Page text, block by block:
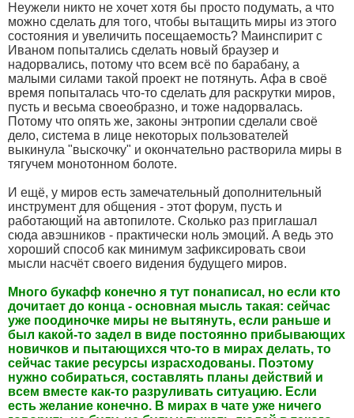
Неужели никто не хочет хотя бы просто подумать, а что
можно сделать для того, чтобы вытащить миры из этого
состояния и увеличить посещаемость? Маинспирит с
Иваном попытались сделать новый браузер и
надорвались, потому что всем всё по барабану, а
малыми силами такой проект не потянуть. Афа в своё
время попыталась что-то сделать для раскрутки миров,
пусть и весьма своеобразно, и тоже надорвалась.
Потому что опять же, законы энтропии сделали своё
дело, система в лице некоторых пользователей
выкинула "выскочку" и окончательно растворила миры в
тягучем монотонном болоте.
И ещё, у миров есть замечательный дополнительный
инструмент для общения - этот форум, пусть и
работающий на автопилоте. Сколько раз приглашал
сюда авэшников - практически ноль эмоций. А ведь это
хороший способ как минимум зафиксировать свои
мысли насчёт своего видения будущего миров.
Много букафф конечно я тут понаписал, но если кто
дочитает до конца - основная мысль такая: сейчас
уже поодиночке миры не вытянуть, если раньше и
был какой-то задел в виде постоянно прибывающих
новичков и пытающихся что-то в мирах делать, то
сейчас такие ресурсы израсходованы. Поэтому
нужно собираться, составлять планы действий и
всем вместе как-то разруливать ситуацию. Если
есть желание конечно. В мирах в чате уже ничего